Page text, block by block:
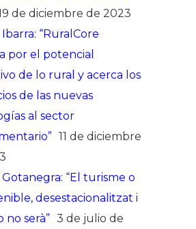
de diciembre de 2023
“RuralCore
por el potencial
de lo rural y acerca los
de las nuevas
al sector
11 de diciembre
“El turisme o
desestacionalitzat i
no serà” 3 de julio de